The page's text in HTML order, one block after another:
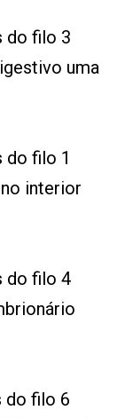
do filo 3
uma
do filo 1
interior
do filo 4
do filo 6